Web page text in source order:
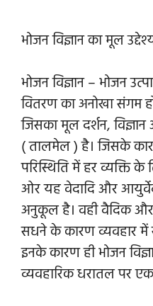
भोजन विज्ञान का मूल
भोजन विज्ञान – भोजन
वितरण का अनोखा संगम
जिसका मूल दर्शन,
( तालमेल ) है। जिसके
परिस्थिति में हर व्यक्ति
ओर यह वेदादि और
अनुकूल है। वही वैदिक
सधने के कारण व्यवहार में
इनके कारण ही भोजन
व्यवहारिक धरातल पर